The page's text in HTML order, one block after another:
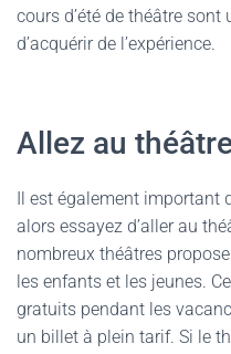
cours d’été de théâtre
d’acquérir de l’expérience.
Allez au
Il est également important
alors essayez d’aller au
nombreux théâtres
les enfants et les jeunes.
gratuits pendant les
un billet à plein tarif. Si le